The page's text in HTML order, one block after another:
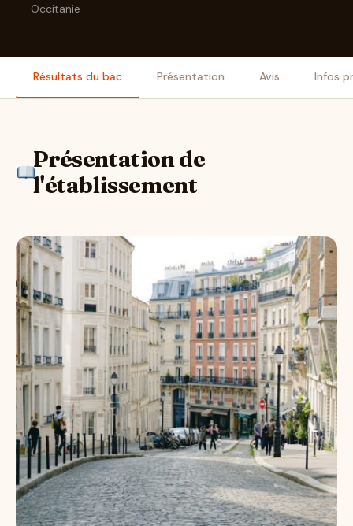
· Occitanie
Résultats du bac Présentation Avis Infos
Présentation de
l'établissement